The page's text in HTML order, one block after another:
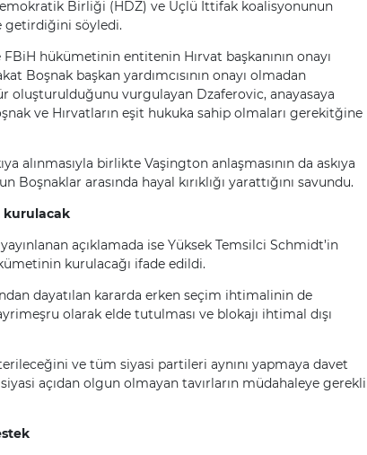
Birliği (HDZ) ve Üçlü İttifak koalisyonunun
getirdiğini söyledi.
hükümetinin entitenin Hırvat başkanının onayı
Boşnak başkan yardımcısının onayı olmadan
oluşturulduğunu vurgulayan Dzaferovic, anayasaya
ve Hırvatların eşit hukuka sahip olmaları gerekitğine
alınmasıyla birlikte Vaşington anlaşmasının da askıya
Boşnaklar arasında hayal kırıklığı yarattığını savundu.
kurulacak
açıklamada ise Yüksek Temsilci Schmidt’in
kurulacağı ifade edildi.
dayatılan kararda erken seçim ihtimalinin de
olarak elde tutulması ve blokajı ihtimal dışı
ve tüm siyasi partileri aynını yapmaya davet
açıdan olgun olmayan tavırların müdahaleye gerekli